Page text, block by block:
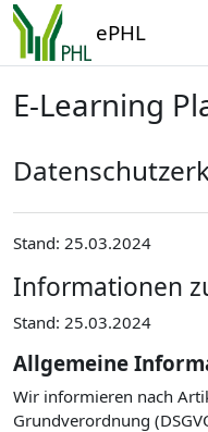
Zum Hauptinhalt
ePHL
E-Learning
Stand: 25.03.2024
Informationen
Stand: 25.03.2024
Allgemeine
Wir informieren nach
Grundverordnung